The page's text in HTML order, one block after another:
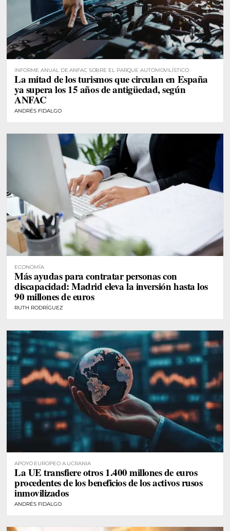
INFORME ANUAL DE ANFAC SOBRE EL PARQUE AUTOMOVILÍSTICO
La mitad de los turismos que circulan en España
ya supera los 15 años de antigüedad, según
ANFAC
ANDRÉS FIDALGO
ECONOMÍA
Más ayudas para contratar personas con
discapacidad: Madrid eleva la inversión hasta los
90 millones de euros
RUTH RODRÍGUEZ
APOYO EUROPEO A UCRANIA
La UE transfiere otros 1.400 millones de euros
procedentes de los beneficios de los activos rusos
inmovilizados
ANDRÉS FIDALGO